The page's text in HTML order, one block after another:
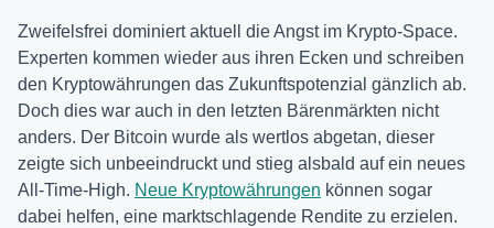
Zweifelsfrei dominiert aktuell die Angst im Krypto-Space.
Experten kommen wieder aus ihren Ecken und schreiben
den Kryptowährungen das Zukunftspotenzial gänzlich ab.
Doch dies war auch in den letzten Bärenmärkten nicht
anders. Der Bitcoin wurde als wertlos abgetan, dieser
zeigte sich unbeeindruckt und stieg alsbald auf ein neues
All-Time-High. Neue Kryptowährungen können sogar
dabei helfen, eine marktschlagende Rendite zu erzielen.